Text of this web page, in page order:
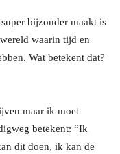
bijzonder maakt is
waarin tijd en
Wat betekent dat?
maar ik moet
betekent: “Ik
dit doen, ik kan de